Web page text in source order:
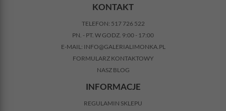
KONTAKT
TELEFON: 517 726 522
PN. - PT. W GODZ. 9:00 - 17:00
E-MAIL: INFO@GALERIALIMONKA.PL
FORMULARZ KONTAKTOWY
NASZ BLOG
INFORMACJE
REGULAMIN SKLEPU